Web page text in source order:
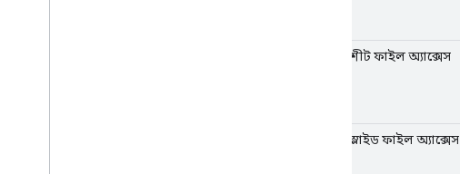
বর্তমান শীট ফাইল অ্যাক্সেস
বর্তমান স্লাইড ফাইল অ্যাক্সেস